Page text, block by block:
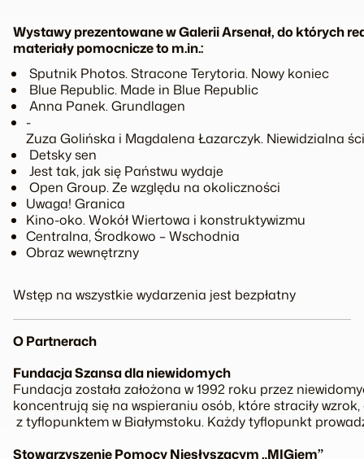
Wystawy prezentowane w Galerii Arsenał, do których
materiały pomocnicze to m.in.:
­ Sputnik Photos. Stracone Terytoria. Nowy koniec
­ Blue Republic. Made in Blue Republic
­ Anna Panek. Grundlagen
­
Zuza Golińska i Magdalena Łazarczyk. Niewidzialna
­ Detsky sen
­ Jest tak, jak się Państwu wydaje
­­ Open Group. Ze względu na okoliczności
Uwaga! Granica
Kino-­oko. Wokół Wiertowa i konstruktywizmu
Centralna, Środkowo – Wschodnia
Obraz wewnętrzny
Wstęp na wszystkie wydarzenia jest bezpłatny
O Partnerach
Fundacja Szansa dla niewidomych
Fundacja została założona w 1992 roku przez
koncentrują się na wspieraniu osób, które straciły
z tyflopunktem w Białymstoku. Każdy tyflopunkt
Stowarzyszenie Pomocy Niesłyszącym „MIG­iem”